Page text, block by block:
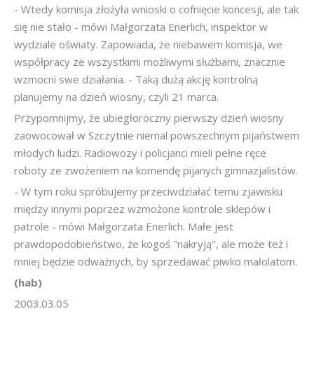
- Wtedy komisja złożyła wnioski o cofnięcie koncesji, ale tak
się nie stało - mówi Małgorzata Enerlich, inspektor w
wydziale oświaty. Zapowiada, że niebawem komisja, we
współpracy ze wszystkimi możliwymi służbami, znacznie
wzmocni swe działania. - Taką dużą akcję kontrolną
planujemy na dzień wiosny, czyli 21 marca.
Przypomnijmy, że ubiegłoroczny pierwszy dzień wiosny
zaowocował w Szczytnie niemal powszechnym pijaństwem
młodych ludzi. Radiowozy i policjanci mieli pełne ręce
roboty ze zwożeniem na komendę pijanych gimnazjalistów.
- W tym roku spróbujemy przeciwdziałać temu zjawisku
między innymi poprzez wzmożone kontrole sklepów i
patrole - mówi Małgorzata Enerlich. Małe jest
prawdopodobieństwo, że kogoś "nakryją", ale może też i
mniej będzie odważnych, by sprzedawać piwko małolatom.
(hab)
2003.03.05